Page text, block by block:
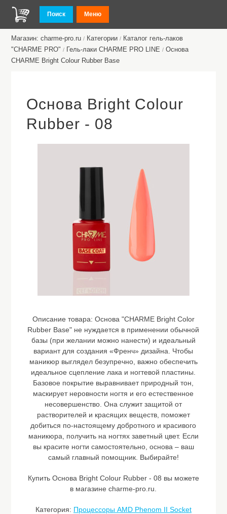
Поиск Меню
Магазин: charme-pro.ru / Категории / Каталог гель-лаков
"CHARME PRO" / Гель-лаки CHARME PRO LINE / Основа
CHARME Bright Colour Rubber Base
Основа Bright Colour
Rubber - 08
Описание товара: Основа "CHARME Bright Color
Rubber Base" не нуждается в применении обычной
базы (при желании можно нанести) и идеальный
вариант для создания «Френч» дизайна. Чтобы
маникюр выглядел безупречно, важно обеспечить
идеальное сцепление лака и ногтевой пластины.
Базовое покрытие выравнивает природный тон,
маскирует неровности ногтя и его естественное
несовершенство. Она служит защитой от
растворителей и красящих веществ, поможет
добиться по-настоящему добротного и красивого
маникюра, получить на ногтях заветный цвет. Если
вы красите ногти самостоятельно, основа – ваш
самый главный помощник. Выбирайте!
Купить Основа Bright Colour Rubber - 08 вы можете
в магазине charme-pro.ru.
Категория: Процессоры AMD Phenom II Socket